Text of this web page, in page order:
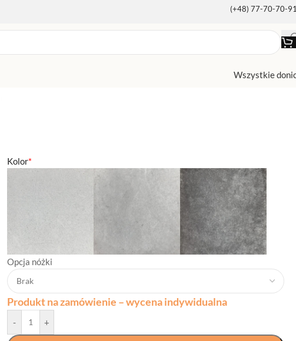
(+48) 77-70-70-
Wszystkie
*
Kolor
Opcja nóżki
Produkt na zamówienie – wycena indywidualna
- +